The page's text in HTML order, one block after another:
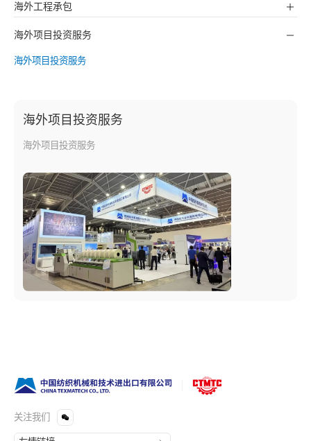
海外工程承包
海外项目投资服务
海外项目投资服务
海外项目投资服务
海外项目投资服务
关注我们